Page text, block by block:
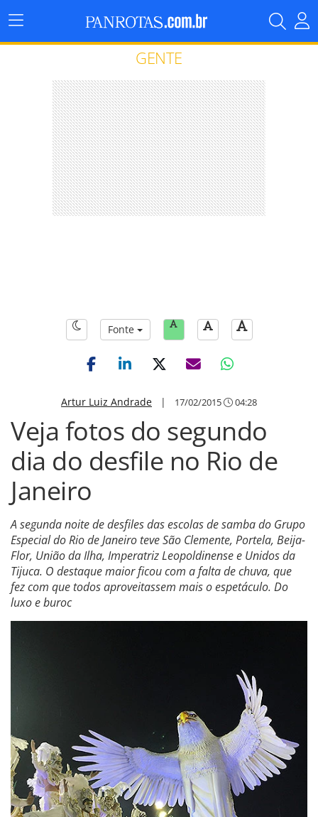
Menu
Principal
GENTE
Fonte
Artur Luiz Andrade | 17/02/2015 04:28
Veja fotos do segundo
dia do desfile no Rio de
Janeiro
A segunda noite de desfiles das escolas de samba do Grupo
Especial do Rio de Janeiro teve São Clemente, Portela, Beija-
Flor, União da Ilha, Imperatriz Leopoldinense e Unidos da
Tijuca. O destaque maior ficou com a falta de chuva, que
fez com que todos aproveitassem mais o espetáculo. Do
luxo e buroc